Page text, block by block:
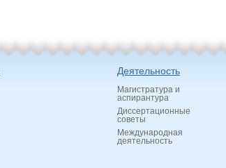
Деятельность
Магистратура и
аспирантура
Диссертационные
советы
Международная
деятельность